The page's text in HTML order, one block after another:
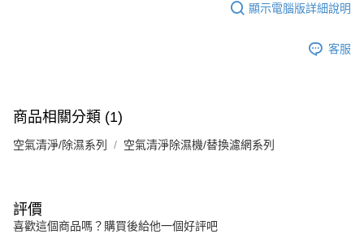
顯示電腦版詳細說明
客服
商品相關分類 (1)
空氣清淨/除濕系列 空氣清淨除濕機/替換濾網系列
評價
喜歡這個商品嗎？購買後給他一個好評吧